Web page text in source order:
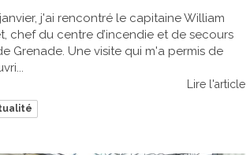
j'ai rencontré le capitaine William
chef du centre d’incendie et de secours
Grenade. Une visite qui m'a permis de
Lire l'article